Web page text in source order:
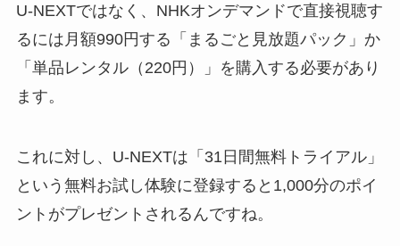
U-NEXTではなく、NHKオンデマンドで直接視聴す
るには月額990円する「まるごと見放題パック」か
「単品レンタル（220円）」を購入する必要があり
ます。
これに対し、U-NEXTは「31日間無料トライアル」
という無料お試し体験に登録すると1,000分のポイ
ントがプレゼントされるんですね。